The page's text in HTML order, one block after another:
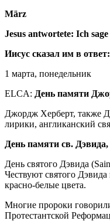
März
Jesus antwortete: Ich
Иисус сказал им в
1 марта, понедельник
ELCA: День памяти
Джордж Херберт, также
лирики, англиканский
День памяти св. Дэвида,
День святого Дэвида
Чествуют святого
красно-белые цвета.
Многие пророки
Протестантской